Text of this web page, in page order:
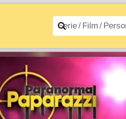
Filme A–Z